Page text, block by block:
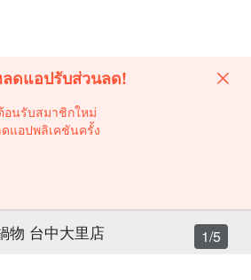
ดแอปรับส่วนลด!
นรับสมาชิกใหม่
แอปพลิเคชันครั้ง
物 台中大里店 1/5